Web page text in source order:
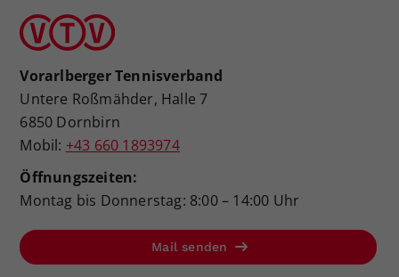
Vorarlberger Tennisverband
Untere Roßmähder, Halle 7
6850 Dornbirn
Mobil: +43 660 1893974
Öffnungszeiten:
Montag bis Donnerstag: 8:00 – 14:00 Uhr
Mail senden